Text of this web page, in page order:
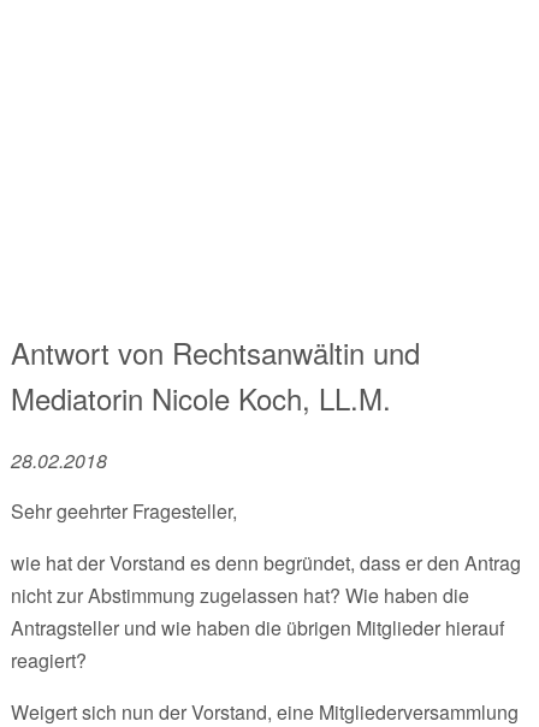
Antwort von Rechtsanwältin und
Mediatorin Nicole Koch, LL.M.
28.02.2018
Sehr geehrter Fragesteller,
wie hat der Vorstand es denn begründet, dass er den Antrag
nicht zur Abstimmung zugelassen hat? Wie haben die
Antragsteller und wie haben die übrigen Mitglieder hierauf
reagiert?
Weigert sich nun der Vorstand, eine Mitgliederversammlung